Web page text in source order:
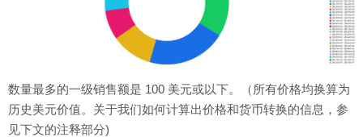
数量最多的一级销售额是 100 美元或以下。（所有价格均换算为
历史美元价值。关于我们如何计算出价格和货币转换的信息，参
见下文的注释部分)